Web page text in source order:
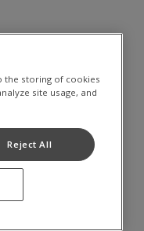
the storing of cookies
site usage, and
Reject All